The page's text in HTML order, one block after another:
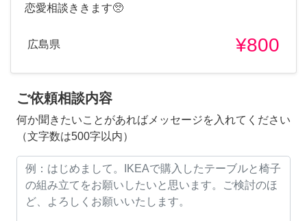
恋愛相談ききます🥺
広島県 ¥800
ご依頼相談内容
何か聞きたいことがあればメッセージを入れてください
（文字数は500字以内）